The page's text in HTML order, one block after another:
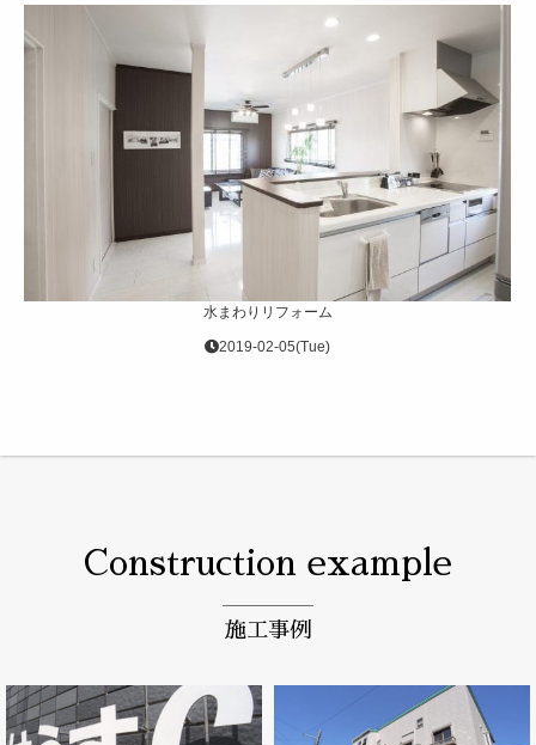
水まわりリフォーム
2019-02-05(Tue)
Construction example
施工事例